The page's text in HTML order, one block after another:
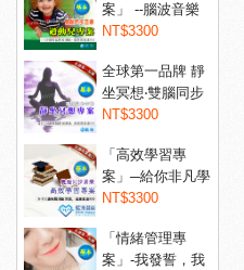
案」 --腦波音樂
讓過...
NT$3300
全球第一品牌 靜
坐冥想‧雙腦同步
音...
NT$3300
「高效學習專
案」─給你非凡學
習力！...
NT$3300
「情緒管理專
案」-我發誓，我